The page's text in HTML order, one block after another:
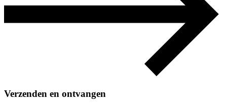
Verzenden en ontvangen